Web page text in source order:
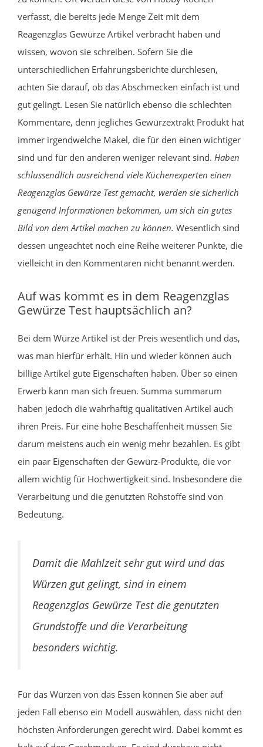
verfasst, die bereits jede Menge Zeit mit dem
Reagenzglas Gewürze Artikel verbracht haben und
wissen, wovon sie schreiben. Sofern Sie die
unterschiedlichen Erfahrungsberichte durchlesen,
achten Sie darauf, ob das Abschmecken einfach ist und
gut gelingt. Lesen Sie natürlich ebenso die schlechten
Kommentare, denn jegliches Gewürzextrakt Produkt hat
immer irgendwelche Makel, die für den einen wichtiger
sind und für den anderen weniger relevant sind. Haben
schlussendlich ausreichend viele Küchenexperten einen
Reagenzglas Gewürze Test gemacht, werden sie sicherlich
genügend Informationen bekommen, um sich ein gutes
Bild von dem Artikel machen zu können. Wesentlich sind
dessen ungeachtet noch eine Reihe weiterer Punkte, die
vielleicht in den Kommentaren nicht benannt werden.
Auf was kommt es in dem Reagenzglas
Gewürze Test hauptsächlich an?
Bei dem Würze Artikel ist der Preis wesentlich und das,
was man hierfür erhält. Hin und wieder können auch
billige Artikel gute Eigenschaften haben. Über so einen
Erwerb kann man sich freuen. Summa summarum
haben jedoch die wahrhaftig qualitativen Artikel auch
ihren Preis. Für eine hohe Beschaffenheit müssen Sie
darum meistens auch ein wenig mehr bezahlen. Es gibt
ein paar Eigenschaften der Gewürz-Produkte, die vor
allem wichtig für Hochwertigkeit sind. Insbesondere die
Verarbeitung und die genutzten Rohstoffe sind von
Bedeutung.
Damit die Mahlzeit sehr gut wird und das
Würzen gut gelingt, sind in einem
Reagenzglas Gewürze Test die genutzten
Grundstoffe und die Verarbeitung
besonders wichtig.
Für das Würzen von das Essen können Sie aber auf
jeden Fall ebenso ein Modell auswählen, dass nicht den
höchsten Anforderungen gerecht wird. Dabei kommt es